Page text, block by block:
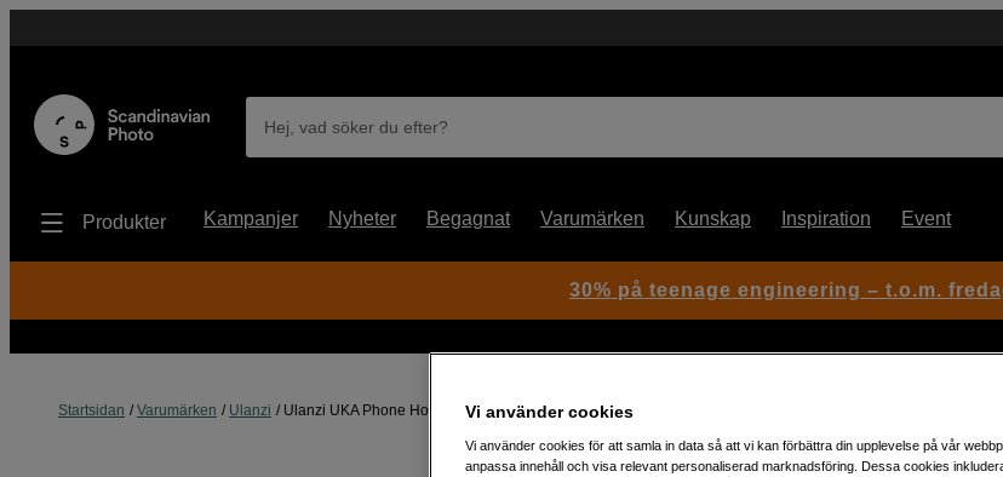
Hej, vad söker du efter?
Produkter Kampanjer Nyheter Begagnat Varumärken Kunskap Inspiration Event
Startsidan Varumärken Ulanzi Ulanzi UKA Phone Holder MA54
30% på teenage engineering – t.o.m.
Vi använder cookies
Vi använder cookies för att samla in data så att vi kan förbättra din upplevelse på vår
anpassa innehåll och visa relevant personaliserad marknadsföring. Dessa cookies